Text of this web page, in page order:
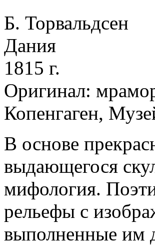
Б. Торвальдсен
Дания
1815 г.
Оригинал:
Копенгаген,
В основе
выдающегося
мифология.
рельефы с
выполненные им